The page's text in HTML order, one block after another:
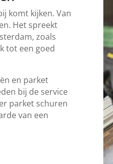
komt kijken. Van
Het spreekt
zoals
tot een goed
en parket
bij de service
parket schuren
van een